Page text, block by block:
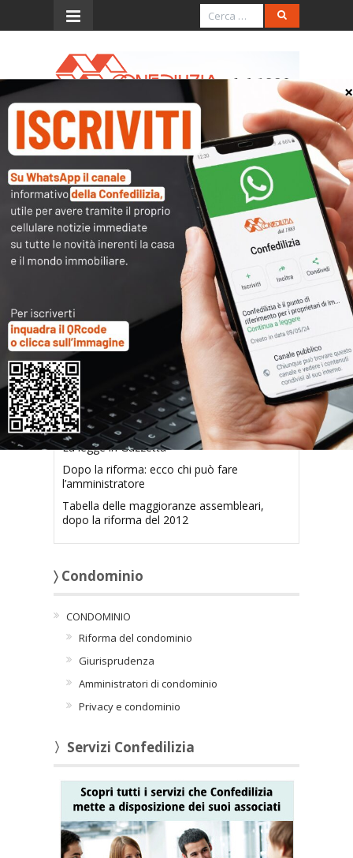
Menu
Delitti che precludono
l’esercizio dell’attività di
amministratore di
condominio
Scarica e stampa il pdf
Articoli collegati
Disciplina definitiva come modificata dal
testo di riforma del condominio
La legge in Gazzetta
Dopo la riforma: ecco chi può fare
l’amministratore
Tabella delle maggioranze assembleari,
dopo la riforma del 2012
〉 Condominio
CONDOMINIO
Riforma del condominio
Giurisprudenza
Amministratori di condominio
Privacy e condominio
〉Servizi Confedilizia